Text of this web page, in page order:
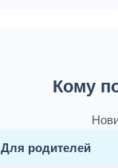
Кому
Для родителей